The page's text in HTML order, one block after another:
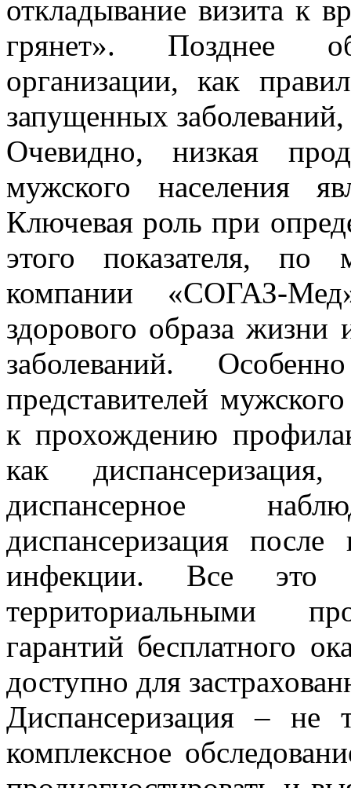
откладывание визита к
грянет». Позднее
организации, как
запущенных
Очевидно, низкая
мужского населения
Ключевая роль при
этого показателя, по
компании «СОГАЗ-
здорового образа жизни
заболеваний.
представителей
к прохождению
как
диспансерное
диспансеризация после
инфекции. Все это
территориальными
гарантий бесплатного
доступно для
Диспансеризация – не
комплексное